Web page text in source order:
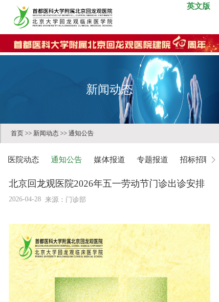
英文版
新闻动态
医院动态 通知公告 媒体报道 专题报道 招标招聘
首页 >> 新闻动态 >> 通知公告
北京回龙观医院2026年五一劳动节门诊出诊安排
2026-04-28 来源：门诊部